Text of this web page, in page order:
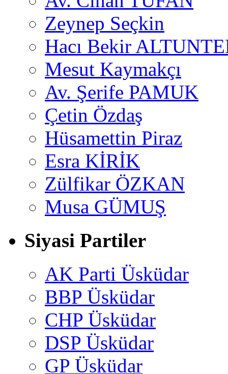
Zeynep Seçkin
Hacı Bekir
Mesut Kaymakçı
Av. Şerife PAMUK
Çetin Özdaş
Hüsamettin Piraz
Esra KİRİK
Zülfikar ÖZKAN
Musa GÜMUŞ
Siyasi Partiler
AK Parti Üsküdar
BBP Üsküdar
CHP Üsküdar
DSP Üsküdar
GP Üsküdar